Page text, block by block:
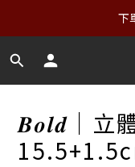
下
𝑩𝒐𝒍𝒅｜立